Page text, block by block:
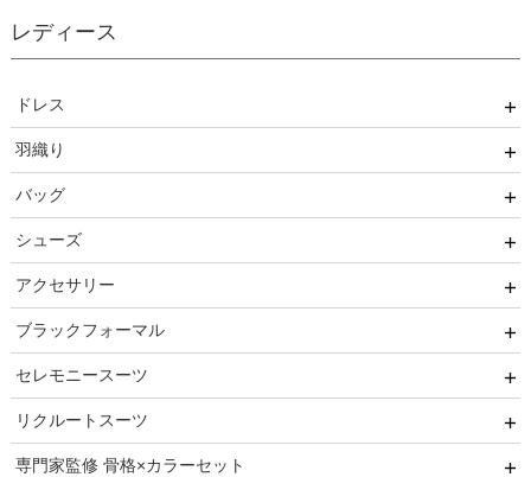
レディース
ドレス
ワンピース
パンツ
セットアップ
オールインワン
ブライズメイド
ルルティオリジナル
マザードレス
羽織り
ボレロ
ショール
ジャケット
カーディガン
その他
バッグ
サブバッグ
クラッチバッグ
ハンドバッグ
持ち手あり
持ち手なし
シューズ
ヒール
ストラップ付き
フラット
アクセサリー
ネックレス
ヘアーアクセサリー
イヤリング
ベルト
ブラックフォーマル
ブラックフォーマル
小物セット
セレモニースーツ
セレモニースーツ
セレモニー小物
リクルートスーツ
リクルートスーツセット
専門家監修 骨格×カラーセット